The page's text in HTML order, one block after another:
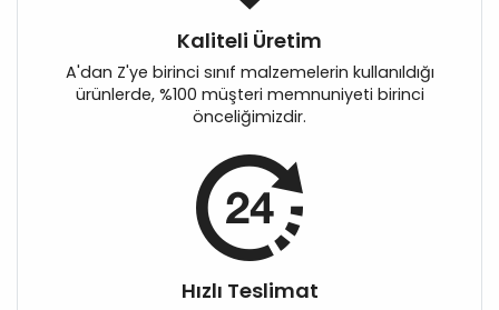
Kaliteli Üretim
A'dan Z'ye birinci sınıf malzemelerin kullanıldığı
ürünlerde, %100 müşteri memnuniyeti birinci
önceliğimizdir.
Hızlı Teslimat